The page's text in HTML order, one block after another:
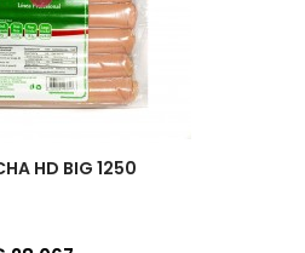
HD BIG 1250